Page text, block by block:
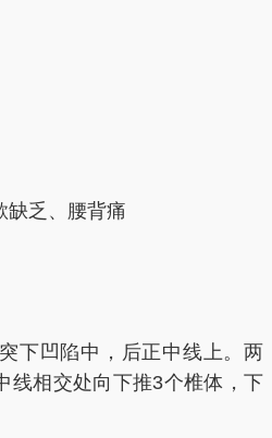
缺乏、腰背痛
下凹陷中，后正中线上。两
线相交处向下推3个椎体，下